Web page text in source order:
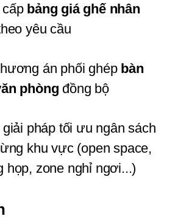
bảng giá ghế nhân
yêu cầu
án phối ghép bàn
phòng đồng bộ
pháp tối ưu ngân sách
khu vực (open space,
họp, zone nghỉ ngơi...)